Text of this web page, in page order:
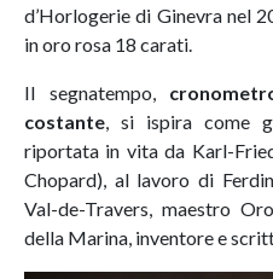
d’Horlogerie di Ginevra nel
in oro rosa 18 carati.
Il segnatempo,
costante, si ispira come
riportata in vita da Karl-
Chopard), al lavoro di
Val-de-Travers, maestro
della Marina, inventore e